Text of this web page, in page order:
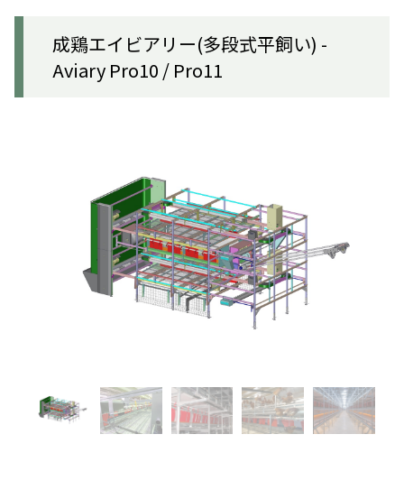
成鶏エイビアリー(多段式平飼い) -
Aviary Pro10 / Pro11